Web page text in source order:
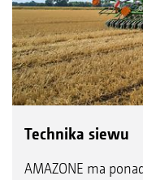
Technika siewu
AMAZONE ma